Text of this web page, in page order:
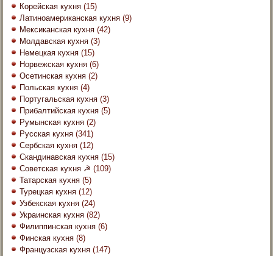
Корейская кухня (15)
Латиноамериканская кухня (9)
Мексиканская кухня (42)
Молдавская кухня (3)
Немецкая кухня (15)
Норвежская кухня (6)
Осетинская кухня (2)
Польская кухня (4)
Португальская кухня (3)
Прибалтийская кухня (5)
Румынская кухня (2)
Русская кухня (341)
Сербская кухня (12)
Скандинавская кухня (15)
Советская кухня ☭ (109)
Татарская кухня (5)
Турецкая кухня (12)
Узбекская кухня (24)
Украинская кухня (82)
Филиппинская кухня (6)
Финская кухня (8)
Французская кухня (147)